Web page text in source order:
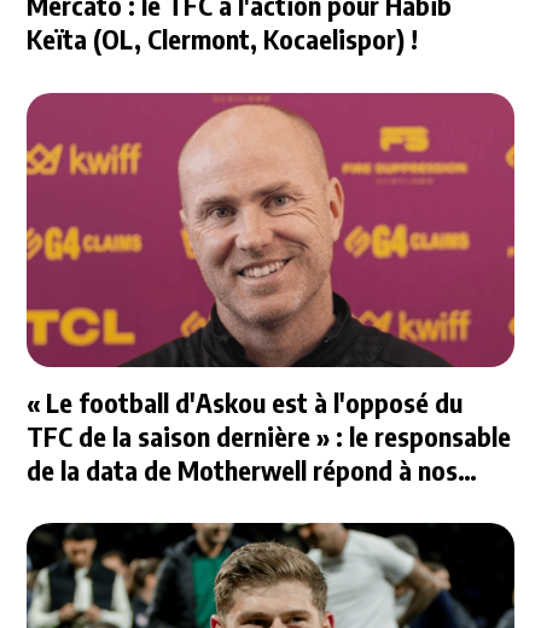
Keïta (OL, Clermont, Kocaelispor) !
« Le football d'Askou est à l'opposé du
TFC de la saison dernière » : le responsable
de la data de Motherwell répond à nos